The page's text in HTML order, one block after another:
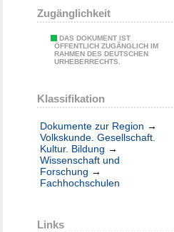
Zugänglichkeit
DAS DOKUMENT IST
ÖFFENTLICH ZUGÄNGLICH IM
RAHMEN DES DEUTSCHEN
URHEBERRECHTS.
Klassifikation
Dokumente zur Region →
Volkskunde. Gesellschaft.
Kultur. Bildung →
Wissenschaft und
Forschung →
Fachhochschulen
Links